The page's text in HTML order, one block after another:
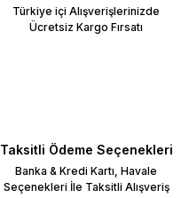
Türkiye içi Alışverişlerinizde
Ücretsiz Kargo Fırsatı
Taksitli Ödeme Seçenekleri
Banka & Kredi Kartı, Havale
Seçenekleri İle Taksitli Alışveriş